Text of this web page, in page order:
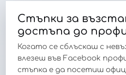
Стъпки за
достъпа до
Когато се сблъскаш с
влезеш във Facebook
стъпка е да посетиш